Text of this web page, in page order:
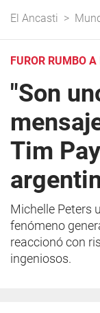
El Ancasti >
FUROR RUMBO
"Son
Tim
Michelle Peters
fenómeno
reaccionó con
ingeniosos.